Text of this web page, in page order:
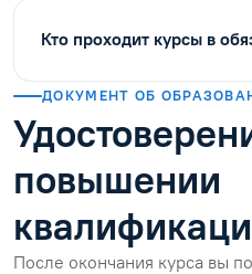
Кто проходит курсы в
ДОКУМЕНТ ОБ
повышении
После окончания курса вы